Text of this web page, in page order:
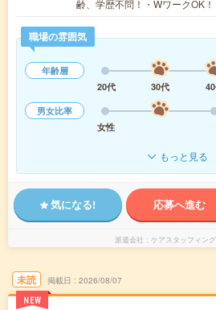
齢、学歴不問！・WワークOK
職場の雰囲気
年齢層
20代
30代
男女比率
女性
もっと見る
気になる! 応募へ進む
派遣会社 ケアスタッフィン
未読
NEW
掲載日 2026/08/07